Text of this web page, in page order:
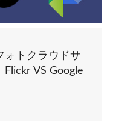
ォトクラウドサ
VS Google